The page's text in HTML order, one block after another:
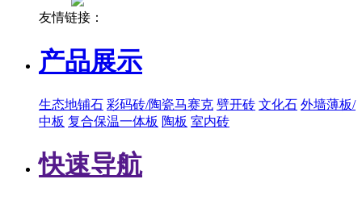
友情链接：
产品展示
生态地铺石 彩码砖/陶瓷马赛克 劈开砖 文化石 外墙薄板/
中板 复合保温一体板 陶板 室内砖
快速导航